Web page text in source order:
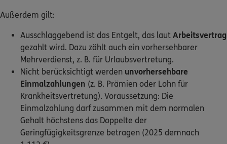
Außerdem gilt:
Ausschlaggebend ist das Entgelt, das laut Arbeitsvertrag
gezahlt wird. Dazu zählt auch ein vorhersehbarer
Mehrverdienst, z. B. für Urlaubsvertretung.
Nicht berücksichtigt werden unvorhersehbare
Einmalzahlungen (z. B. Prämien oder Lohn für
Krankheitsvertretung). Voraussetzung: Die
Einmalzahlung darf zusammen mit dem normalen
Gehalt höchstens das Doppelte der
Geringfügigkeitsgrenze betragen (2025 demnach